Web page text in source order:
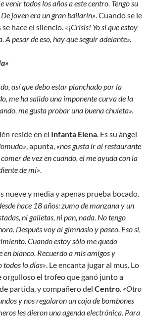
venir todos los años a este centro. Tengo su
joven era un gran bailarín». Cuando se le
hace el silencio. «¡Crisis! Yo sí que estoy
A pesar de eso, hay que seguir adelante».
así que debo estar planchado por la
me ha salido una imponente curva de la
me gusta probar una buena chuleta».
reside en el Infanta Elena. Es su ángel
, apunta, «nos gusta ir al restaurante
de vez en cuando, el me ayuda con la
de mí».
nueve y media y apenas prueba bocado.
hace 18 años: zumo de manzana y un
ni galletas, ni pan, nada. No tengo
Después voy al gimnasio y paseo. Eso sí,
Cuando estoy sólo me quedo
blanco. Recuerdo a mis amigos y
todos lo días». Le encanta jugar al mus. Lo
orgulloso el trofeo que ganó junto a
partida, y compañero del Centro. «Otro
y nos regalaron un caja de bombones
les dieron una agenda electrónica. Para